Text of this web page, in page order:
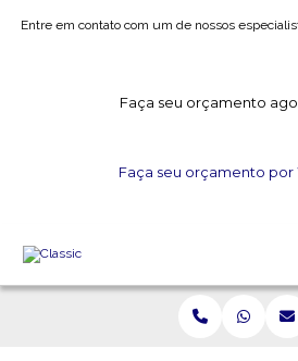
Entre em contato com um de nossos
Faça seu orçamento
Faça seu orçamento por